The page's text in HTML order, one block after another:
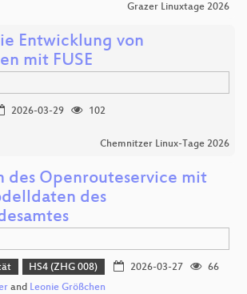
Grazer Linuxtage 2026
Entwicklung von
mit FUSE
2026-03-29
102
Chemnitzer Linux-Tage 2026
des Openrouteservice mit
des
HS4 (ZHG 008) 2026-03-27
66
and Leonie Größchen